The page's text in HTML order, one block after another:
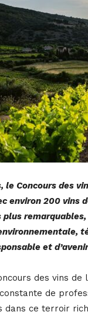
le Concours des
environ 200 vins
plus
et
des vins
de
dans ce terroir